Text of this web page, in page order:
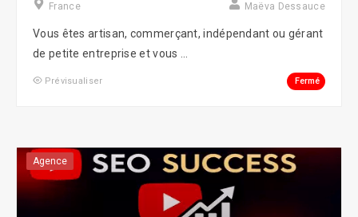
France Maëva Dessauce
Vous êtes artisan, commerçant, indépendant ou gérant
de petite entreprise et vous ...
Prévisualiser Fermé
Agence